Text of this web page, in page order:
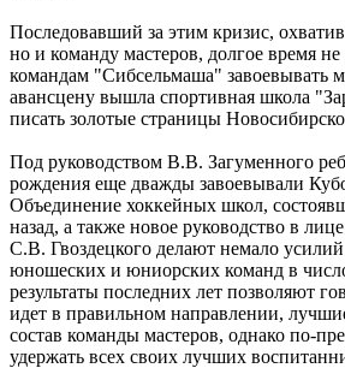
Последовавший за этим кризис,
но и команду мастеров, долгое время
командам "Сибсельмаша" завоевывать
авансцену вышла спортивная школа
писать золотые страницы
Под руководством В.В. Загуменного
рождения еще дважды завоевывали
Объединение хоккейных школ,
назад, а также новое руководство в
С.В. Гвоздецкого делают немало
юношеских и юниорских команд в
результаты последних лет позволяют
идет в правильном направлении,
состав команды мастеров, однако по-
удержать всех своих лучших